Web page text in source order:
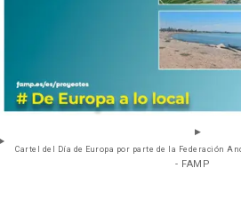
Cartel del Día de Europa por parte de la Federación
- FAMP